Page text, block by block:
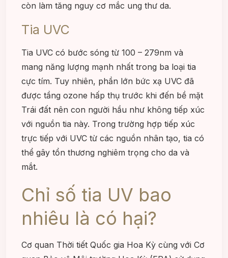
còn làm tăng nguy cơ mắc ung thư da.
Tia UVC
Tia UVC có bước sóng từ 100 – 279nm và
mang năng lượng mạnh nhất trong ba loại tia
cực tím. Tuy nhiên, phần lớn bức xạ UVC đã
được tầng ozone hấp thụ trước khi đến bề mặt
Trái đất nên con người hầu như không tiếp xúc
với nguồn tia này. Trong trường hợp tiếp xúc
trực tiếp với UVC từ các nguồn nhân tạo, tia có
thể gây tổn thương nghiêm trọng cho da và
mắt.
Chỉ số tia UV bao
nhiêu là có hại?
Cơ quan Thời tiết Quốc gia Hoa Kỳ cùng với Cơ